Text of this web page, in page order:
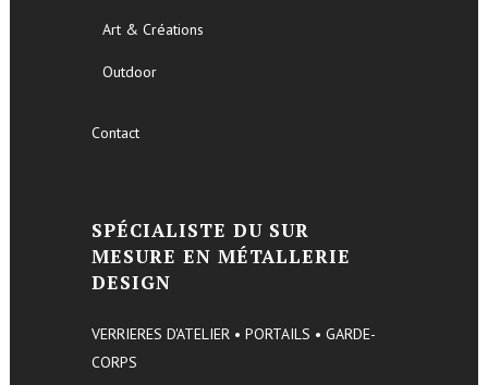
Art & Créations
Outdoor
Contact
SPÉCIALISTE DU SUR
MESURE EN MÉTALLERIE
DESIGN
VERRIERES D'ATELIER • PORTAILS • GARDE-
CORPS